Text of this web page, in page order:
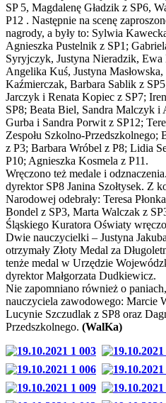
SP 5, Magdalenę Gładzik z SP6,
P12 . Następnie na scenę
nagrody, a były to: Sylwia
Agnieszka Pustelnik z SP1;
Syryjczyk, Justyna Nieradzik,
Angelika Kuś, Justyna
Kaźmierczak, Barbara Sablik z
Jarczyk i Renata Kopiec z SP7;
SP8; Beata Biel, Sandra Malczyk i
Gurba i Sandra Porwit z SP12;
Zespołu Szkolno-Przedszkolnego;
z P3; Barbara Wróbel z P8; Lidia
P10; Agnieszka Kosmela z P11.
Wręczono też medale i
dyrektor SP8 Janina Szołtysek. Z
Narodowej odebrały: Teresa
Bondel z SP3, Marta Walczak z
Śląskiego Kuratora Oświaty
Dwie nauczycielki – Justyna
otrzymały Złoty Medal za
tenże medal w Urzędzie
dyrektor Małgorzata Dudkiewicz.
Nie zapomniano również o
nauczyciela zawodowego: Marcie
Lucynie Szczudlak z SP8 oraz
Przedszkolnego. (WalKa)